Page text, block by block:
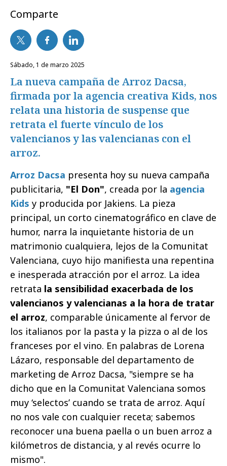
Comparte
sábado, 1 de marzo 2025
La nueva campaña de Arroz Dacsa,
firmada por la agencia creativa Kids, nos
relata una historia de suspense que
retrata el fuerte vínculo de los
valencianos y las valencianas con el
arroz.
Arroz Dacsa presenta hoy su nueva campaña
publicitaria, "El Don", creada por la agencia
Kids y producida por Jakiens. La pieza
principal, un corto cinematográfico en clave de
humor, narra la inquietante historia de un
matrimonio cualquiera, lejos de la Comunitat
Valenciana, cuyo hijo manifiesta una repentina
e inesperada atracción por el arroz. La idea
retrata la sensibilidad exacerbada de los
valencianos y valencianas a la hora de tratar
el arroz, comparable únicamente al fervor de
los italianos por la pasta y la pizza o al de los
franceses por el vino. En palabras de Lorena
Lázaro, responsable del departamento de
marketing de Arroz Dacsa, "siempre se ha
dicho que en la Comunitat Valenciana somos
muy ‘selectos’ cuando se trata de arroz. Aquí
no nos vale con cualquier receta; sabemos
reconocer una buena paella o un buen arroz a
kilómetros de distancia, y al revés ocurre lo
mismo".